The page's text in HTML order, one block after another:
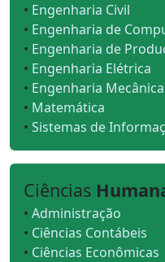
• Engenharia Civil
• Engenharia de
• Engenharia de
• Engenharia Elétrica
• Engenharia Mecânica
• Matemática
• Sistemas de
Ciências
• Administração
• Ciências Contábeis
• Ciências Econômicas